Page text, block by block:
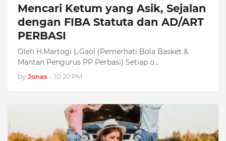
Mencari Ketum yang Asik, Sejalan
dengan FIBA Statuta dan AD/ART
PERBASI
Oleh H.Martogi L.Gaol (Pemerhati Bola Basket &
Mantan Pengurus PP Perbasi) Setiap o…
by Jonas - 10:20 PM